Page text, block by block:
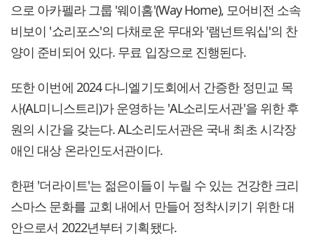
으로 아카펠라 그룹 '웨이홈'(Way Home), 모어비전 소속
비보이 '쇼리포스'의 다채로운 무대와 '램넌트워십'의 찬
양이 준비되어 있다. 무료 입장으로 진행된다.
또한 이번에 2024 다니엘기도회에서 간증한 정민교 목
사(AL미니스트리)가 운영하는 'AL소리도서관'을 위한 후
원의 시간을 갖는다. AL소리도서관은 국내 최초 시각장
애인 대상 온라인도서관이다.
한편 '더라이트'는 젊은이들이 누릴 수 있는 건강한 크리
스마스 문화를 교회 내에서 만들어 정착시키기 위한 대
안으로서 2022년부터 기획됐다.